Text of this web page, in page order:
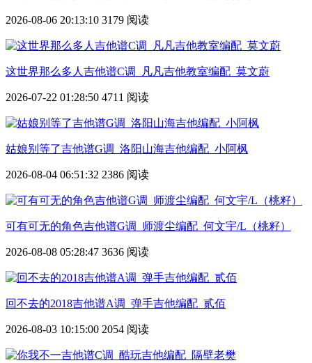
2026-08-06 20:13:10 3179 阅读
这世界那么多人吉他谱C调_凡凡吉他教室编配_莫文蔚
2026-07-22 01:28:50 4711 阅读
姑娘别等了吉他谱G调_洛阳山海吉他编配_小阿枫
2026-08-04 06:51:32 2386 阅读
可有可无的角色吉他谱G调_师渡尘编配_何文宇/L（桃籽）
2026-08-08 05:28:47 3636 阅读
回不去的2018吉他谱A调_弹手吉他编配_贰佰
2026-08-03 10:15:00 2054 阅读